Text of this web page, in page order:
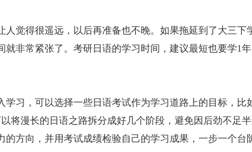
觉得很遥远，以后再准备也不晚。如果拖延到了大三下
非常紧张了。考研日语的学习时间，建议最短也要学1年
习，可以选择一些日语考试作为学习道路上的目标，比
将漫长的日语之路拆分成好几个阶段，避免因后劲不足
方向，并用考试成绩检验自己的学习成果，一步一个台